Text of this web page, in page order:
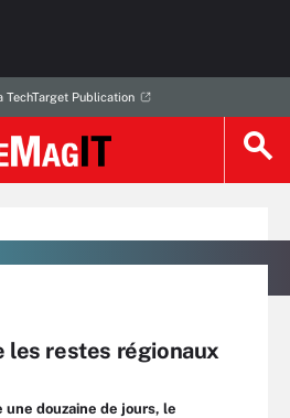
TechTarget Publication
les restes régionaux
douzaine de jours, le